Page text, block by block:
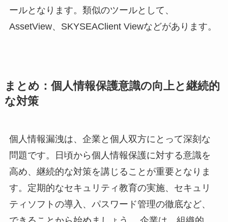
ールとなります。類似のツールとして、
AssetView、SKYSEAClient Viewなどがあります。
まとめ：個人情報保護意識の向上と継続的
な対策
個人情報漏洩は、企業と個人双方にとって深刻な
問題です。日頃から個人情報保護に対する意識を
高め、継続的な対策を講じることが重要となりま
す。定期的なセキュリティ教育の実施、セキュリ
ティソフトの導入、パスワード管理の徹底など、